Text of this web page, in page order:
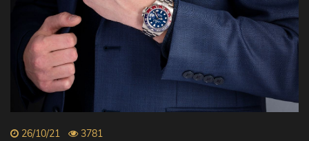
26/10/21 3781